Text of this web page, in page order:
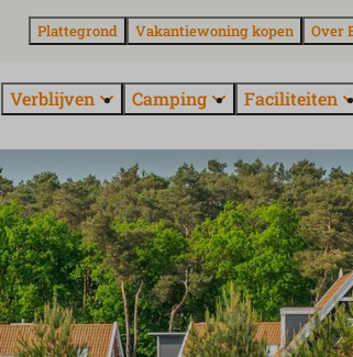
Plattegrond Vakantiewoning kopen Over
Verblijven Camping Faciliteiten